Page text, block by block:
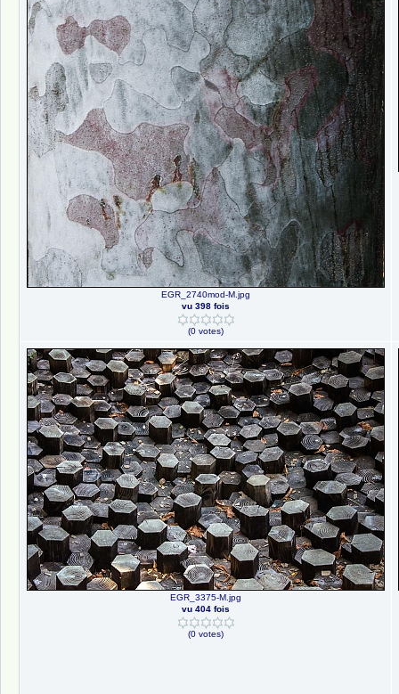
EGR_2740mod-M.jpg
vu 398 fois
(0 votes)
EGR_3375-M.jpg
vu 404 fois
(0 votes)